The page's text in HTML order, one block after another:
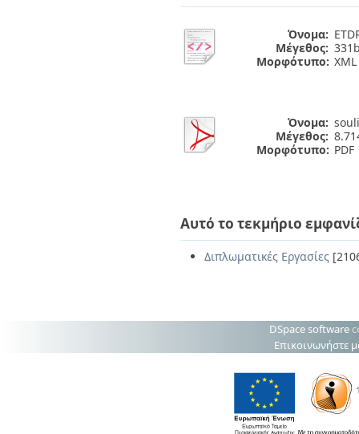
Όνομα:
Μέγεθος:
Μορφότυπο: XML
Όνομα:
Μέγεθος:
Μορφότυπο: PDF
Αυτό το τεκμήριο
Διπλωματικές Εργασίες
DSpace software
Επικοινωνήστε